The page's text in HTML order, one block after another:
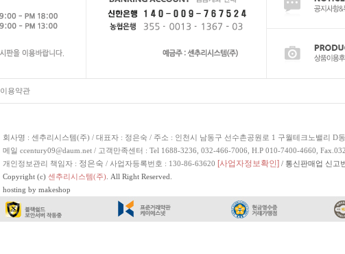
이용약관
회사명 : 센추리시스템(주) / 대표자 : 정은숙 / 주소 : 인천시 남동구 선수촌공원로 1 구월테크노밸리 D
메일 ccentury09@daum.net / 고객만족센터 : Tel 1688-3236, 032-466-7006, H.P 010-7400-4660,
개인정보관리 책임자 : 정은숙 / 사업자등록번호 : 130-86-63620 [사업자정보확인] / 통신판매업 신고
Copyright (c) 센추리시스템(주) . All Right Reserved.
hosting by makeshop